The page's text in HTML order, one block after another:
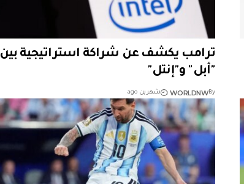
ترامب يكشف عن شراكة استراتيجية بين
"أبل" و"إنتل"
By
WORLDNW شهرين ago